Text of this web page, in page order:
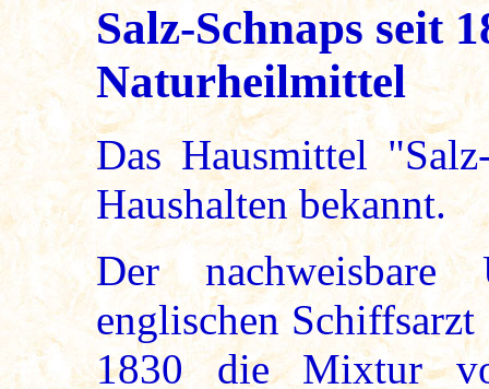
Salz-Schnaps seit
Naturheilmittel
Das Hausmittel
Haushalten bekannt.
Der
englischen Schiffsarzt
1830 die Mixtur